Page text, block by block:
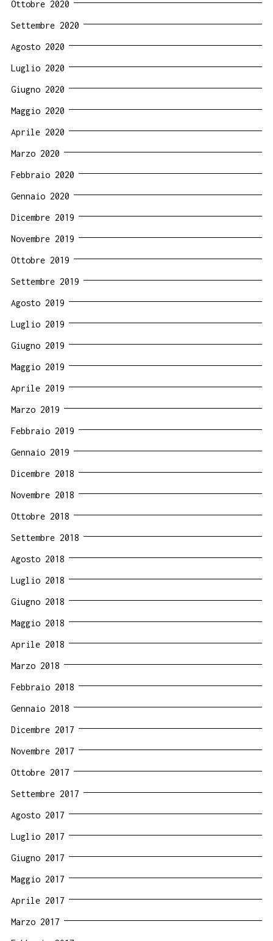
Ottobre 2020
Settembre 2020
Agosto 2020
Luglio 2020
Giugno 2020
Maggio 2020
Aprile 2020
Marzo 2020
Febbraio 2020
Gennaio 2020
Dicembre 2019
Novembre 2019
Ottobre 2019
Settembre 2019
Agosto 2019
Luglio 2019
Giugno 2019
Maggio 2019
Aprile 2019
Marzo 2019
Febbraio 2019
Gennaio 2019
Dicembre 2018
Novembre 2018
Ottobre 2018
Settembre 2018
Agosto 2018
Luglio 2018
Giugno 2018
Maggio 2018
Aprile 2018
Marzo 2018
Febbraio 2018
Gennaio 2018
Dicembre 2017
Novembre 2017
Ottobre 2017
Settembre 2017
Agosto 2017
Luglio 2017
Giugno 2017
Maggio 2017
Aprile 2017
Marzo 2017